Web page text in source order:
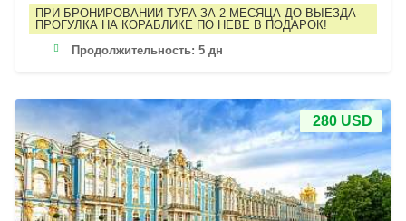
ПРИ БРОНИРОВАНИИ ТУРА ЗА 2 МЕСЯЦА ДО ВЫЕЗДА-
ПРОГУЛКА НА КОРАБЛИКЕ ПО НЕВЕ В ПОДАРОК!
Продолжительность: 5 дн
280 USD